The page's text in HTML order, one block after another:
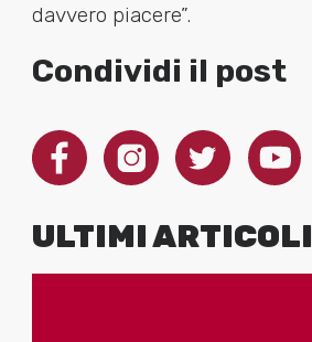
davvero piacere”.
Condividi il post
ULTIMI ARTICOLI